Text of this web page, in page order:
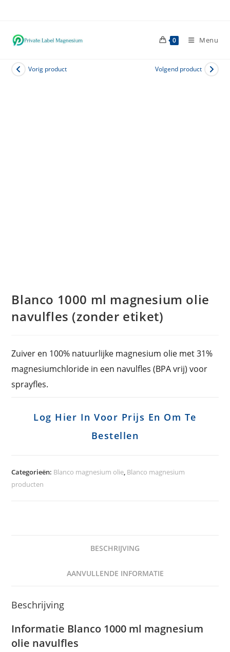
inhoud
0 Menu
Vorig product Volgend product
Blanco 1000 ml magnesium olie
navulfles (zonder etiket)
Zuiver en 100% natuurlijke magnesium olie met 31%
magnesiumchloride in een navulfles (BPA vrij) voor
sprayfles.
Log Hier In Voor Prijs En Om Te
Bestellen
Categorieën: Blanco magnesium olie, Blanco magnesium
producten
BESCHRIJVING
AANVULLENDE INFORMATIE
Beschrijving
Informatie Blanco 1000 ml magnesium
olie navulfles